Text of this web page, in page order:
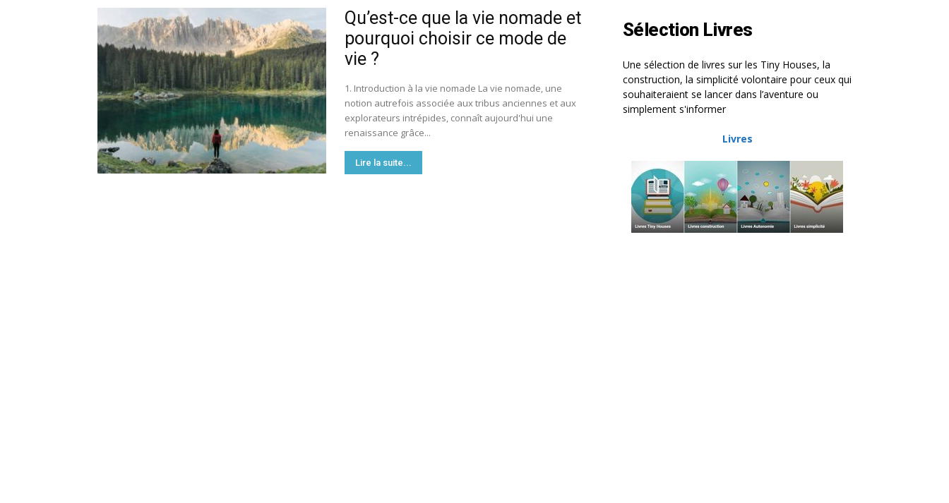
Qu’est-ce que la vie nomade et
pourquoi choisir ce mode de
vie ?
1. Introduction à la vie nomade La vie nomade, une
notion autrefois associée aux tribus anciennes et aux
explorateurs intrépides, connaît aujourd'hui une
renaissance grâce...
Lire la suite...
Sélection Livres
Une sélection de livres sur les Tiny Houses, la
construction, la simplicité volontaire pour ceux qui
souhaiteraient se lancer dans l’aventure ou
simplement s'informer
Livres